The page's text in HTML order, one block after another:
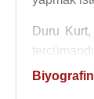
Duru
Electro-